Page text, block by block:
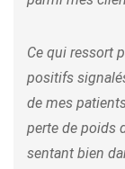
Ce qui ressort
positifs
de mes
perte de poids
sentant bien